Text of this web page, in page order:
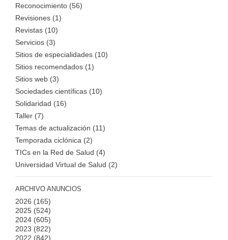
Reconocimiento (56)
Revisiones (1)
Revistas (10)
Servicios (3)
Sitios de especialidades (10)
Sitios recomendados (1)
Sitios web (3)
Sociedades científicas (10)
Solidaridad (16)
Taller (7)
Temas de actualización (11)
Temporada ciclónica (2)
TICs en la Red de Salud (4)
Universidad Virtual de Salud (2)
ARCHIVO ANUNCIOS
2026 (165)
2025 (524)
2024 (605)
2023 (822)
2022 (842)